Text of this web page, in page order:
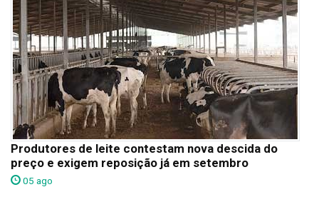
Produtores de leite contestam nova descida do
preço e exigem reposição já em setembro
05 ago